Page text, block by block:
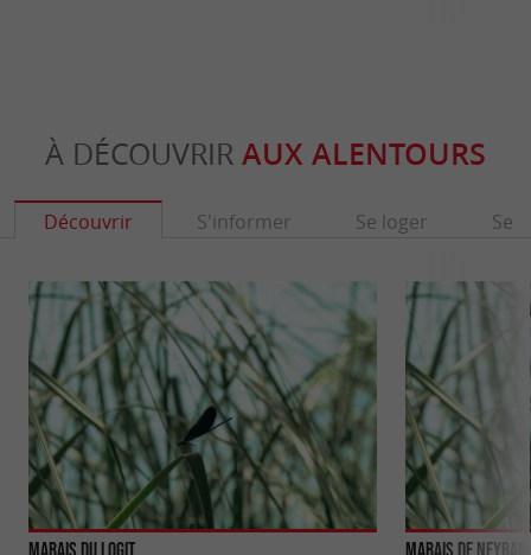
À DÉCOUVRIR AUX ALENTOURS
Découvrir S'informer Se loger Se
Marais du Logit Marais de Neyran